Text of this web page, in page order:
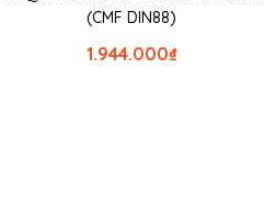
(CMF DIN88)
₫
1.944.000